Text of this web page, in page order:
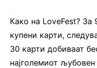
Како на LoveFest?
купени карти,
30 карти добиваат
најголемиот